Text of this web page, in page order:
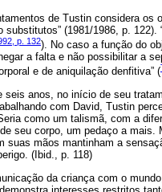
de Tustin considera os
(1981/1986, p.
p. 132). No caso a função do
a falta e não possibilitar a
e de aniquilação denfitiva” (
seis anos, no início de seu
com David, Tustin
como um talismã, com a
seu corpo, um pedaço a
suas mãos mantinham a
(Ibid., p. 118)
da criança com o